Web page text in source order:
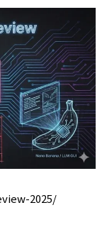
2025/